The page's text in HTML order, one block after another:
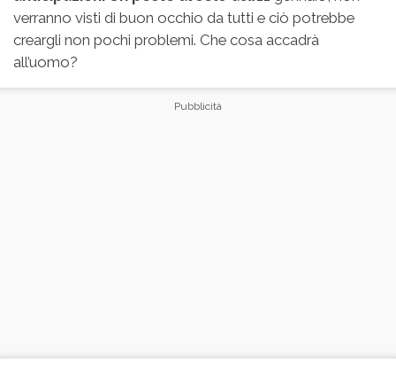
verranno visti di buon occhio da tutti e ciò potrebbe
creargli non pochi problemi. Che cosa accadrà
all’uomo?